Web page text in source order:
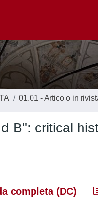
01.01 - Articolo in
B": critical
completa (DC)